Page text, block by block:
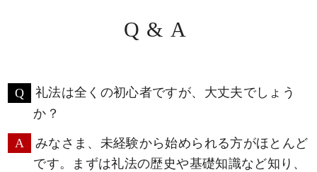
Q&A
礼法は全くの初心者ですが、大丈夫でしょう
か？
みなさま、未経験から始められる方がほとんど
です。まずは礼法の歴史や基礎知識など知り、